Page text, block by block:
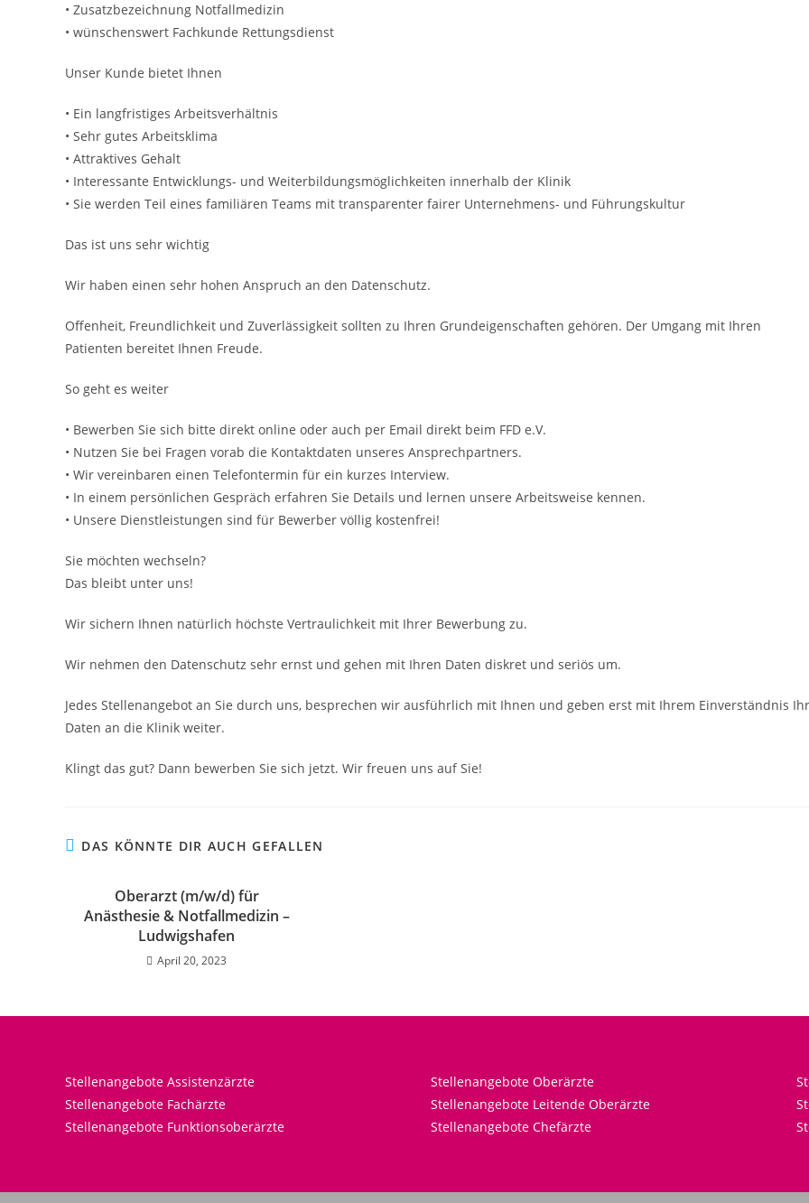
• Zusatzbezeichnung Notfallmedizin
• wünschenswert Fachkunde Rettungsdienst
Unser Kunde bietet Ihnen
• Ein langfristiges Arbeitsverhältnis
• Sehr gutes Arbeitsklima
• Attraktives Gehalt
• Interessante Entwicklungs- und Weiterbildungsmöglichkeiten innerhalb der Klinik
• Sie werden Teil eines familiären Teams mit transparenter fairer Unternehmens- und Führungskultur
Das ist uns sehr wichtig
Wir haben einen sehr hohen Anspruch an den Datenschutz.
Offenheit, Freundlichkeit und Zuverlässigkeit sollten zu Ihren Grundeigenschaften gehören. Der Umgang mit Ihren
Patienten bereitet Ihnen Freude.
So geht es weiter
• Bewerben Sie sich bitte direkt online oder auch per Email direkt beim FFD e.V.
• Nutzen Sie bei Fragen vorab die Kontaktdaten unseres Ansprechpartners.
• Wir vereinbaren einen Telefontermin für ein kurzes Interview.
• In einem persönlichen Gespräch erfahren Sie Details und lernen unsere Arbeitsweise kennen.
• Unsere Dienstleistungen sind für Bewerber völlig kostenfrei!
Sie möchten wechseln?
Das bleibt unter uns!
Wir sichern Ihnen natürlich höchste Vertraulichkeit mit Ihrer Bewerbung zu.
Wir nehmen den Datenschutz sehr ernst und gehen mit Ihren Daten diskret und seriös um.
Jedes Stellenangebot an Sie durch uns, besprechen wir ausführlich mit Ihnen und geben erst mit Ihrem Einverständnis
Daten an die Klinik weiter.
Klingt das gut? Dann bewerben Sie sich jetzt. Wir freuen uns auf Sie!
DAS KÖNNTE DIR AUCH GEFALLEN
Oberarzt (m/w/d) für
Anästhesie & Notfallmedizin –
Ludwigshafen
April 20, 2023
Stellenangebote Assistenzärzte
Stellenangebote Fachärzte
Stellenangebote Funktionsoberärzte
Stellenangebote Oberärzte
Stellenangebote Leitende Oberärzte
Stellenangebote Chefärzte